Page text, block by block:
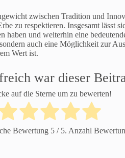
zwischen Tradition und
zu respektieren. Insgesamt lässt
haben und weiterhin eine
auch eine Möglichkeit zur
Wert ist.
war dieser
auf die Sterne um zu bewerten!
Bewertung 5/ 5. Anzahl